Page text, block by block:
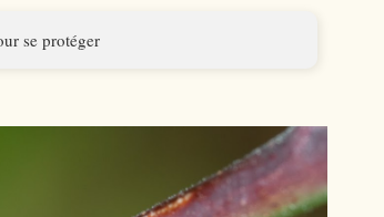
se protéger